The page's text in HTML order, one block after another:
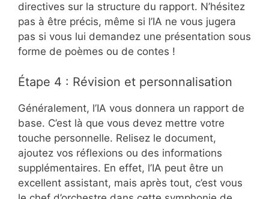
directives sur la structure du rapport. N’hésitez
pas à être précis, même si l’IA ne vous jugera
pas si vous lui demandez une présentation sous
forme de poèmes ou de contes !
Étape 4 : Révision et personnalisation
Généralement, l’IA vous donnera un rapport de
base. C’est là que vous devez mettre votre
touche personnelle. Relisez le document,
ajoutez vos réflexions ou des informations
supplémentaires. En effet, l’IA peut être un
excellent assistant, mais après tout, c’est vous